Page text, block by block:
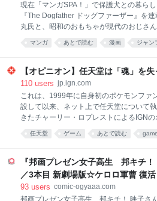
有できる「デジタルサイネージ」が設置
の、被災者たちはいまだに「雑魚寝」や
活を強いられていて、パーティションも
バシーは守られていません。 この避難所
多く聞か
現在「マンガSPA！」で保護犬との暮ら
『The Dogfather ドッグファーザー』を
丸氏と、昭和のおもちゃが現代のおじさ
グ漫画『令和のおもちゃ ウーピン』を連
二氏。8月4日には、上記2作品の第1巻が
は『いぬまるだしっ』など、『週刊少年
載陣だったことでも知られる両氏に、過酷
の週刊連載について振り返ってもらった
はかねてから親交が深いんですよね。先
がXに投稿した、つの丸先生の写真がネッ
ャグ漫画の審査会である手塚賞・赤塚賞の
言われまして。だから偶然写り込んだつの
シに「先生に許可を取らずに勝手に上げ
で消し
マンガ あとで読む 漫画 ジャン
【オピニオン】任天堂は「魂」を
110 users jp.ign.com
これは、1999年に自身初のポケモンファ
設して以来、ネット上で任天堂について
きたチャーリー・ロプレストによるIGNの
記事である。彼はニンテンドーDS Liteを
ハードと評価しており、クッパ7人衆が再
い。 「任天堂はこの男を雇うべきだ！」
たい『ゼルダの伝説 時のオカリナ』のリ
発表 情報は少ないながらリンクの姿が解
任天堂 ゲーム あとで読む game
『邦画プレゼン女子高生 邦キチ
／3本目 新劇場版☆ケロロ軍曹 復
機であります！ - 服部昇大 | COMIC
93 users comic-ogyaaa.com
邦画プレゼン女子高生 邦キチ！ 映子さ